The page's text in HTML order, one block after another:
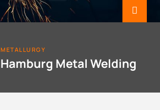
METALLURGY
Hamburg Metal Welding